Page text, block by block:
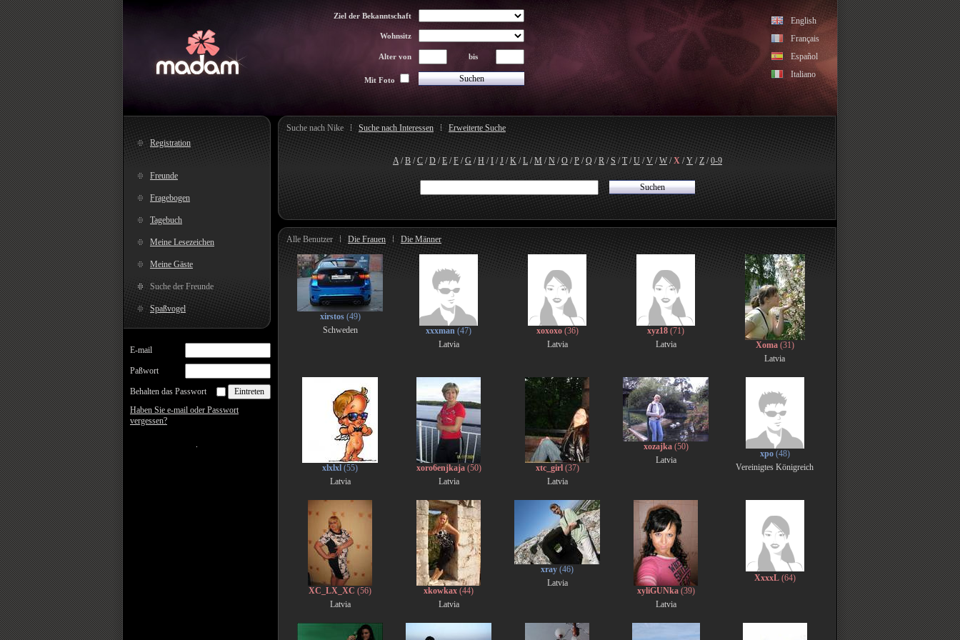
Ziel der Bekanntschaft
Wohnsitz
Alter von bis
Mit Foto
English
Français
Español
Italiano
Registration
Freunde
Fragebogen
Tagebuch
Meine Lesezeichen
Meine Gäste
Suche der Freunde
Spaßvogel
E-mail
Paßwort
Behalten das Passwort
Haben Sie e-mail oder Passwort
vergessen?
Suche nach Nike Suche nach Interessen Erweiterte Suche
A/B /C /D /E /F /G /H /I /J /K /L /M /N /O /P / Q /R /S /T/U /V /W /X /Y /Z /0-9
Alle Benutzer Die Frauen Die Männer
xirstos(49)
Schweden
xxxman (47)
Latvia
xoxoxo(36)
Latvia
xyz18 (71)
Latvia
Xoma(31)
Latvia
xlxlxl (55)
Latvia
xoro6enjkaja(50)
Latvia
xtc_girl(37)
Latvia
xozajka(50)
Latvia
xpo(48)
Vereinigtes Königreich
XC_LX_XC (56)
Latvia
xkowkax (44)
Latvia
xray (46)
Latvia
xyliGUNka(39)
Latvia
XxxxL(64)